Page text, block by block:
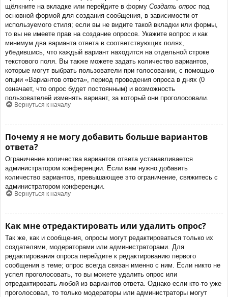
щёлкните на вкладке или перейдите в форму Создать опрос под
основной формой для создания сообщения, в зависимости от
используемого стиля; если вы не видите такой вкладки или формы,
то вы не имеете прав на создание опросов. Укажите вопрос и как
минимум два варианта ответа в соответствующих полях,
убедившись, что каждый вариант находится на отдельной строке
текстового поля. Вы также можете задать количество вариантов,
которые могут выбрать пользователи при голосовании, с помощью
опции «Вариантов ответа», период проведения опроса в днях (0
означает, что опрос будет постоянным) и возможность
пользователей изменять вариант, за который они проголосовали.
Вернуться к началу
Почему я не могу добавить больше вариантов
ответа?
Ограничение количества вариантов ответа устанавливается
администратором конференции. Если вам нужно добавить
количество вариантов, превышающее это ограничение, свяжитесь с
администратором конференции.
Вернуться к началу
Как мне отредактировать или удалить опрос?
Так же, как и сообщения, опросы могут редактироваться только их
создателями, модераторами или администраторами. Для
редактирования опроса перейдите к редактированию первого
сообщения в теме; опрос всегда связан именно с ним. Если никто не
успел проголосовать, то вы можете удалить опрос или
отредактировать любой из вариантов ответа. Однако если кто-то уже
проголосовал, то только модераторы или администраторы могут